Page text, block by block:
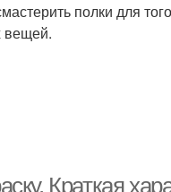
полки для
вещей.
Краткая